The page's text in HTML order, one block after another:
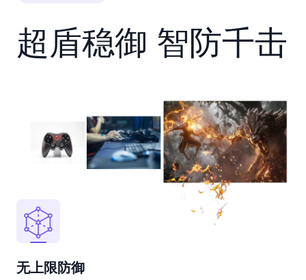
超盾稳御 智防千击
无上限防御